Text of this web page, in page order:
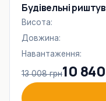
Будівельні
Висота:
Довжина:
Навантаження:
13 008 грн10